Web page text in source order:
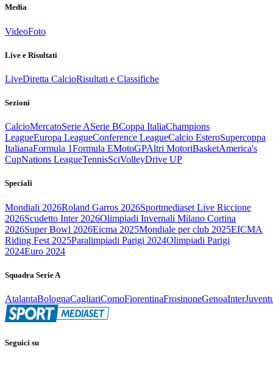
Media
VideoFoto
Live e Risultati
LiveDiretta CalcioRisultati e Classifiche
Sezioni
CalcioMercatoSerie ASerie BCoppa ItaliaChampions
LeagueEuropa LeagueConference LeagueCalcio EsteroSupercoppa
ItalianaFormula 1Formula EMotoGPAltri MotoriBasketAmerica's
CupNations LeagueTennisSciVolleyDrive UP
Speciali
Mondiali 2026Roland Garros 2026Sportmediaset Live Riccione
2026Scudetto Inter 2026Olimpiadi Invernali Milano Cortina
2026Super Bowl 2026Eicma 2025Mondiale per club 2025EICMA
Riding Fest 2025Paralimpiadi Parigi 2024Olimpiadi Parigi
2024Euro 2024
Squadra Serie A
AtalantaBolognaCagliariComoFiorentinaFrosinoneGenoaInter
Seguici su